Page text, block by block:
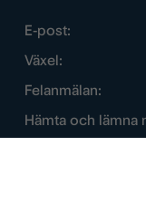
E-post:
Växel:
Felanmälan:
Hämta och lämna